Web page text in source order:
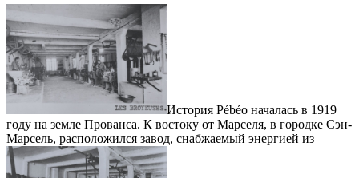
История Pébéo началась в 1919
году на земле Прованса. К востоку от Марселя, в городке Сэн-
Марсель, расположился завод, снабжаемый энергией из